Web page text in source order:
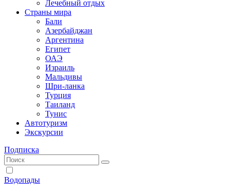
Лечебный отдых
Страны мира
Бали
Азербайджан
Аргентина
Египет
ОАЭ
Израиль
Мальдивы
Шри-ланка
Турция
Таиланд
Тунис
Автотуризм
Экскурсии
Подписка
Водопады